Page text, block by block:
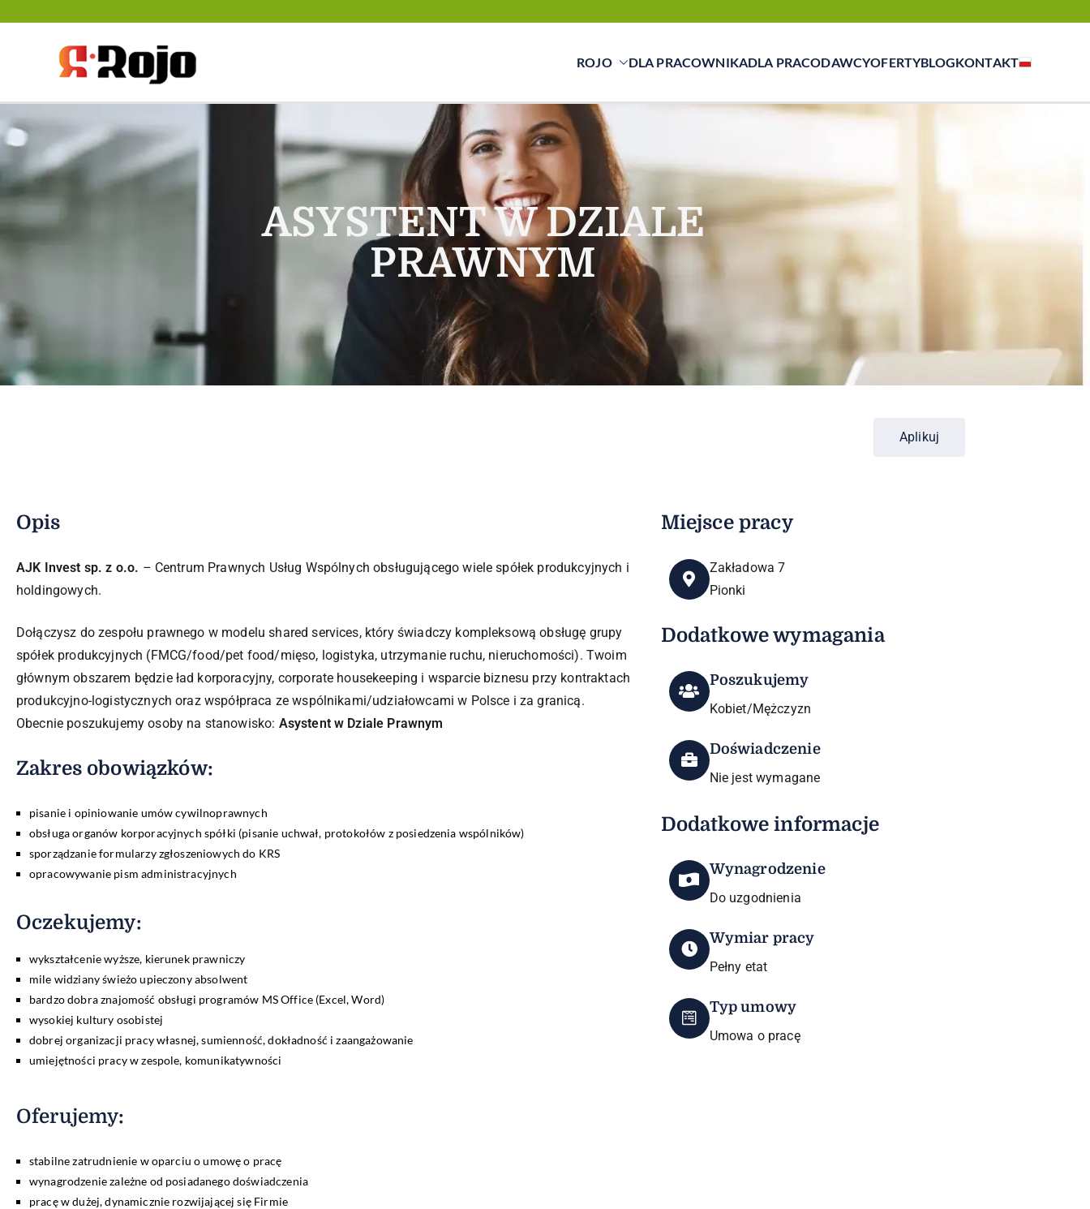
między pracodawcą a pracownikiem
ROJO DLA PRACOWNIKADLA PRACODAWCYOFERTYBLOGKONTAKT
ASYSTENT W DZIALE
PRAWNYM
Aplikuj
Opis
AJK Invest sp. z o.o. – Centrum Prawnych Usług Wspólnych obsługującego wiele spółek produkcyjnych i
holdingowych.
Dołączysz do zespołu prawnego w modelu shared services, który świadczy kompleksową obsługę grupy
spółek produkcyjnych (FMCG/food/pet food/mięso, logistyka, utrzymanie ruchu, nieruchomości). Twoim
głównym obszarem będzie ład korporacyjny, corporate housekeeping i wsparcie biznesu przy kontraktach
produkcyjno-logistycznych oraz współpraca ze wspólnikami/udziałowcami w Polsce i za granicą.
Obecnie poszukujemy osoby na stanowisko: Asystent w Dziale Prawnym
Zakres obowiązków:
pisanie i opiniowanie umów cywilnoprawnych
obsługa organów korporacyjnych spółki (pisanie uchwał, protokołów z posiedzenia wspólników)
sporządzanie formularzy zgłoszeniowych do KRS
opracowywanie pism administracyjnych
Oczekujemy:
wykształcenie wyższe, kierunek prawniczy
mile widziany świeżo upieczony absolwent
bardzo dobra znajomość obsługi programów MS Office (Excel, Word)
wysokiej kultury osobistej
dobrej organizacji pracy własnej, sumienność, dokładność i zaangażowanie
umiejętności pracy w zespole, komunikatywności
Oferujemy:
stabilne zatrudnienie w oparciu o umowę o pracę
wynagrodzenie zależne od posiadanego doświadczenia
pracę w dużej, dynamicznie rozwijającej się Firmie
Miejsce pracy
Zakładowa 7
Pionki
Dodatkowe wymagania
Poszukujemy
Kobiet/Mężczyzn
Doświadczenie
Nie jest wymagane
Dodatkowe informacje
Wynagrodzenie
Do uzgodnienia
Wymiar pracy
Pełny etat
Typ umowy
Umowa o pracę